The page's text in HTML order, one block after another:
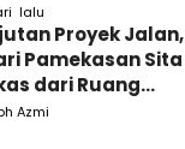
lalu
Proyek Jalan,
Pamekasan Sita
dari Ruang
Pamekasan
Azmi